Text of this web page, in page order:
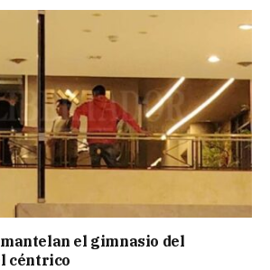
el gimnasio del
céntrico